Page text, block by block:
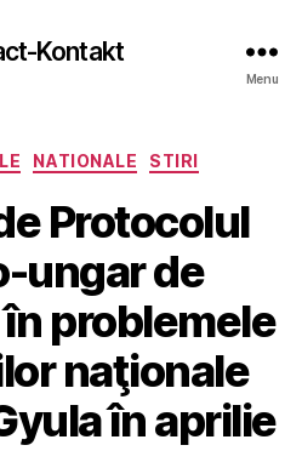
Kontakt
Menu
Categories
NATIONALE STIRI
Protocolul
ungar de
problemele
naţionale
în aprilie